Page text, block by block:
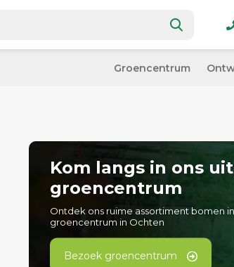
Groencentrum
Kom langs in ons
groencentrum
Ontdek ons ruime assortiment bomen
groencentrum in Ochten
Bezoek groencentrum